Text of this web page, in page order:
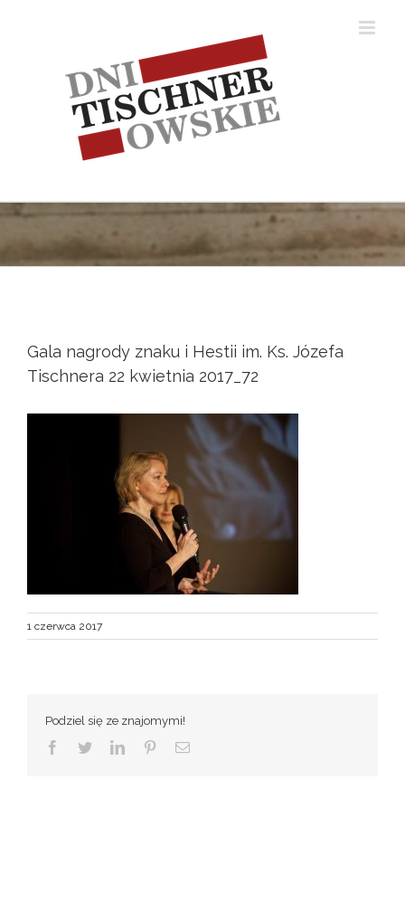
Gala nagrody znaku i Hestii im. Ks. Józefa
Tischnera 22 kwietnia 2017_72
1 czerwca 2017
Podziel się ze znajomymi!
Facebook
TwitterLinkedInPinterestEmail